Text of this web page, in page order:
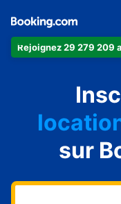
Rejoignez 29 279 209
sur